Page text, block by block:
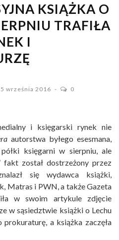
KSIĄŻKA O
TRAFIŁA
I
września 2016 0
i księgarski rynek nie
autorstwa byłego esesmana,
księgarni w sierpniu, ale
został dostrzeżony przez
się wydawca książki,
Matras i PWN, a także Gazeta
w swoim artykule zdjęcie
w sąsiedztwie książki o Lechu
a książka zaczęła